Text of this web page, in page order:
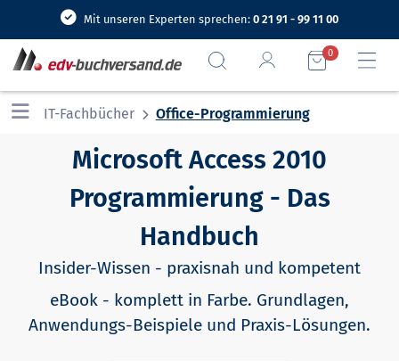
Mit unseren Experten sprechen: 0 21 91 - 99 11 00
0
IT-Fachbücher Office-Programmierung
Microsoft Access 2010
Programmierung - Das
Handbuch
Insider-Wissen - praxisnah und kompetent
eBook - komplett in Farbe. Grundlagen,
Anwendungs-Beispiele und Praxis-Lösungen.